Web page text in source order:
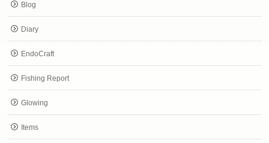
Blog
Diary
EndoCraft
Fishing Report
Glowing
Items